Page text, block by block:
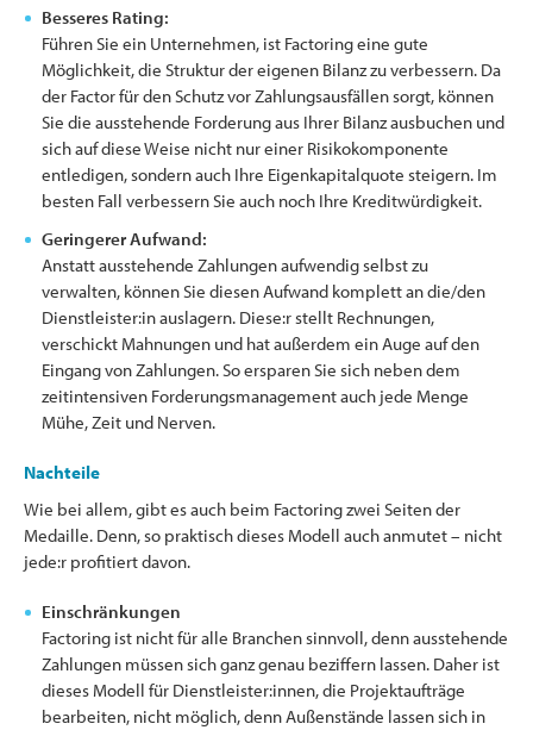
Besseres Rating:
Führen Sie ein Unternehmen, ist Factoring eine gute
Möglichkeit, die Struktur der eigenen Bilanz zu verbessern. Da
der Factor für den Schutz vor Zahlungsausfällen sorgt, können
Sie die ausstehende Forderung aus Ihrer Bilanz ausbuchen und
sich auf diese Weise nicht nur einer Risikokomponente
entledigen, sondern auch Ihre Eigenkapitalquote steigern. Im
besten Fall verbessern Sie auch noch Ihre Kreditwürdigkeit.
Geringerer Aufwand:
Anstatt ausstehende Zahlungen aufwendig selbst zu
verwalten, können Sie diesen Aufwand komplett an die/den
Dienstleister:in auslagern. Diese:r stellt Rechnungen,
verschickt Mahnungen und hat außerdem ein Auge auf den
Eingang von Zahlungen. So ersparen Sie sich neben dem
zeitintensiven Forderungsmanagement auch jede Menge
Mühe, Zeit und Nerven.
Nachteile
Wie bei allem, gibt es auch beim Factoring zwei Seiten der
Medaille. Denn, so praktisch dieses Modell auch anmutet – nicht
jede:r profitiert davon.
Einschränkungen
Factoring ist nicht für alle Branchen sinnvoll, denn ausstehende
Zahlungen müssen sich ganz genau beziffern lassen. Daher ist
dieses Modell für Dienstleister:innen, die Projektaufträge
bearbeiten, nicht möglich, denn Außenstände lassen sich in